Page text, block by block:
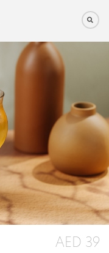
AED 39